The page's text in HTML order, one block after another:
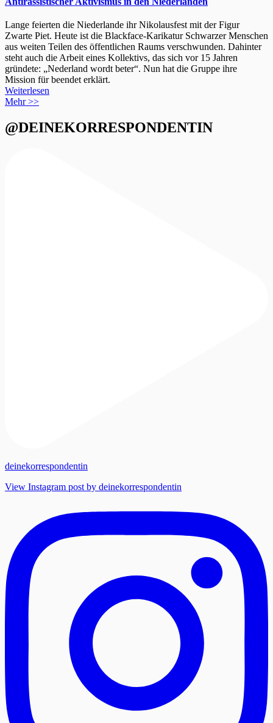
Lange feierten die Niederlande ihr Nikolausfest mit der Figur
Zwarte Piet. Heute ist die Blackface-Karikatur Schwarzer Menschen
aus weiten Teilen des öffentlichen Raums verschwunden. Dahinter
steht auch die Arbeit eines Kollektivs, das sich vor 15 Jahren
gründete: „Nederland wordt beter“. Nun hat die Gruppe ihre
Mission für beendet erklärt.
Weiterlesen
Mehr >>
@DEINEKORRESPONDENTIN
deinekorrespondentin
View Instagram post by deinekorrespondentin